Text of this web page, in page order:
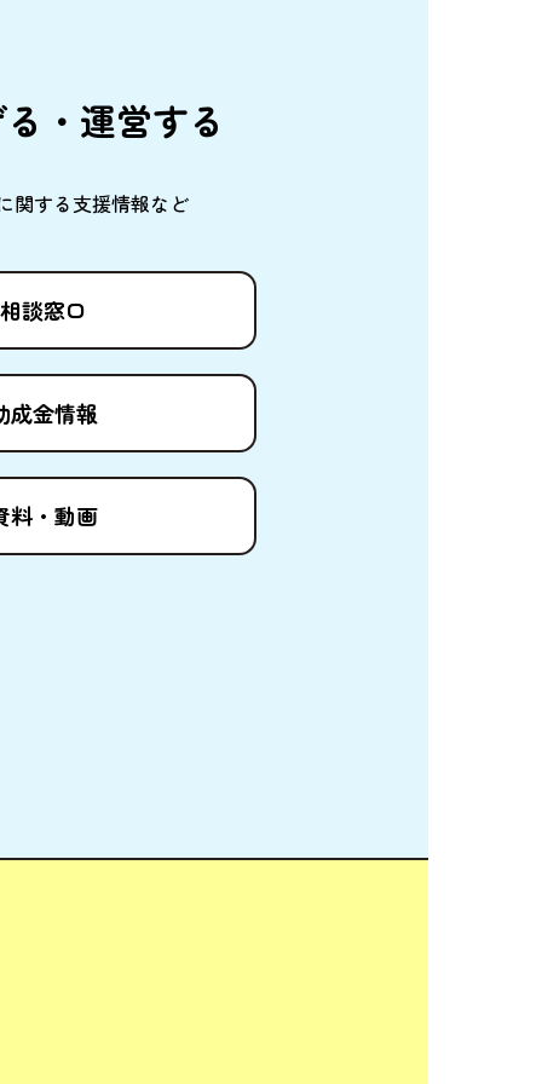
・ 運営する
関する支援情報など
相談窓口
成金情報
料 ・ 動画